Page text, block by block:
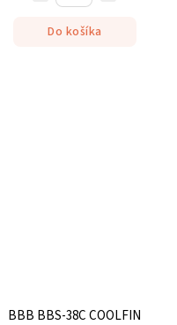
Do košíka
BBB BBS-38C COOLFIN